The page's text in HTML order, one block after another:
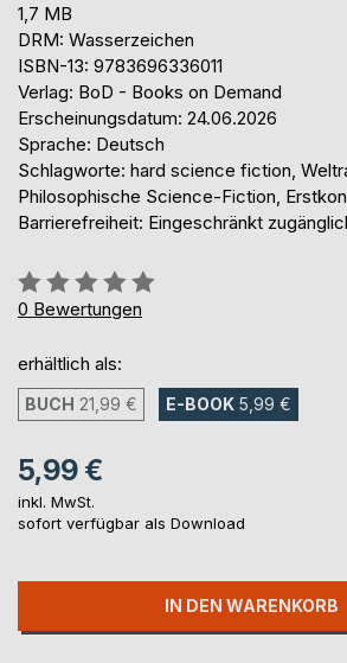
1,7 MB
DRM: Wasserzeichen
ISBN-13: 9783696336011
Verlag: BoD - Books on Demand
Erscheinungsdatum: 24.06.2026
Sprache: Deutsch
Schlagworte: hard science fiction,
Philosophische Science-Fiction,
Barrierefreiheit: Eingeschränkt
Bewertung::
0%
0 Bewertungen
erhältlich als:
BUCH 21,99 € E-BOOK 5,99 €
5,99 €
inkl. MwSt.
sofort verfügbar als Download
IN DEN WARENKORB